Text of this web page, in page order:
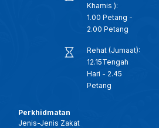
Khamis ):
1.00 Petang -
2.00 Petang
Rehat (Jumaat):
12.15Tengah
Hari - 2.45
Petang
Perkhidmatan
Jenis-Jenis Zakat